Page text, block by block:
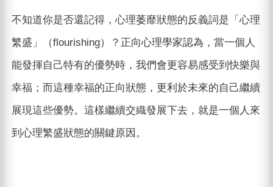
不知道你是否還記得，心理萎靡狀態的反義詞是「心理
繁盛」（flourishing）？正向心理學家認為，當一個人
能發揮自己特有的優勢時，我們會更容易感受到快樂與
幸福；而這種幸福的正向狀態，更利於未來的自己繼續
展現這些優勢。這樣繼續交織發展下去，就是一個人來
到心理繁盛狀態的關鍵原因。